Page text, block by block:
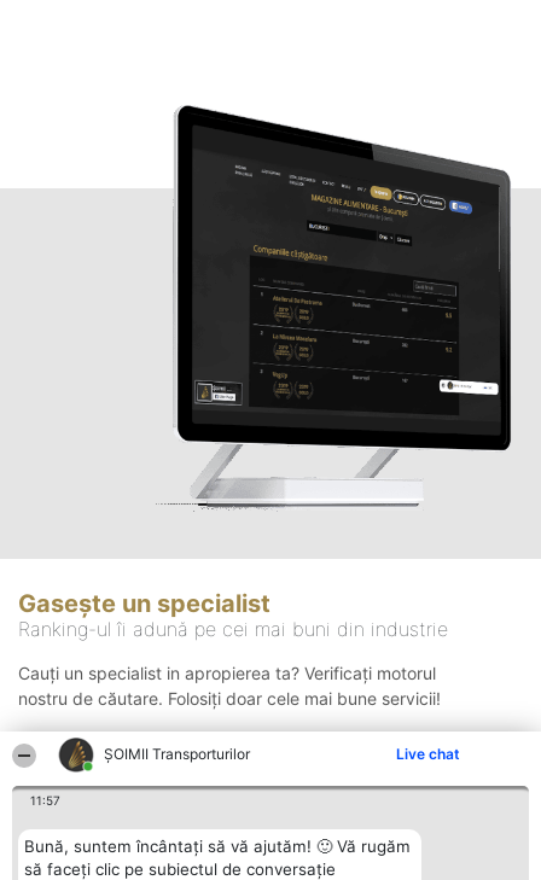
ȘOIMII Transporturilor Live chat
11:57
Bună, suntem încântați să vă ajutăm! 🙂 Vă rugăm
să faceți clic pe subiectul de conversație
Gasește un specialist
Ranking-ul îi adună pe cei mai buni din industrie
Cauți un specialist in apropierea ta? Verificați motorul
nostru de căutare. Folosiți doar cele mai bune servicii!